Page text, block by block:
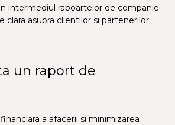
intermediul rapoartelor de companie
clara asupra clientilor si partenerilor
un raport de
a afacerii si minimizarea